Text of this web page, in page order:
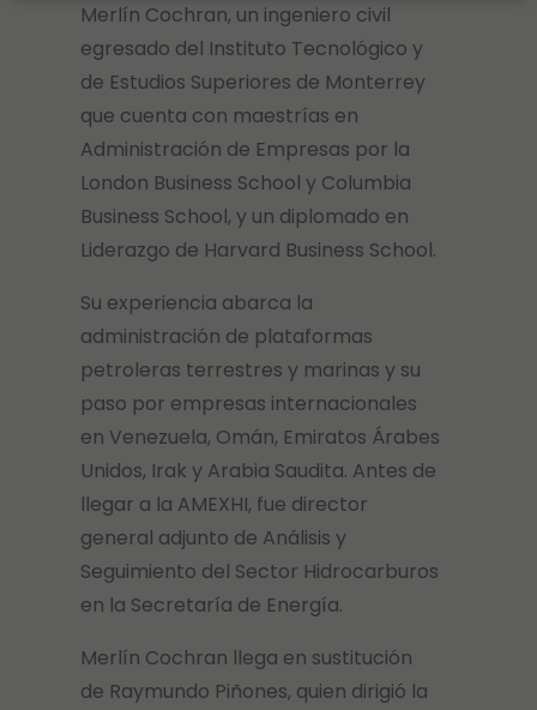
Merlín Cochran, un ingeniero civil
egresado del Instituto Tecnológico y
de Estudios Superiores de Monterrey
que cuenta con maestrías en
Administración de Empresas por la
London Business School y Columbia
Business School, y un diplomado en
Liderazgo de Harvard Business School.
Su experiencia abarca la
administración de plataformas
petroleras terrestres y marinas y su
paso por empresas internacionales
en Venezuela, Omán, Emiratos Árabes
Unidos, Irak y Arabia Saudita. Antes de
llegar a la AMEXHI, fue director
general adjunto de Análisis y
Seguimiento del Sector Hidrocarburos
en la Secretaría de Energía.
Merlín Cochran llega en sustitución
de Raymundo Piñones, quien dirigió la